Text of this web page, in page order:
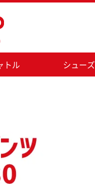
トル シューズ